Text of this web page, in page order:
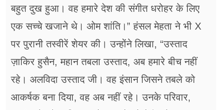
बहुत दुख हुआ। वह हमारे देश की संगीत धरोहर के लिए
एक सच्चे खजाने थे। ओम शांति।” हंसल मेहता ने भी X
पर पुरानी तस्वीरें शेयर की। उन्होंने लिखा, “उस्ताद
ज़ाकिर हुसैन, महान तबला उस्ताद, अब हमारे बीच नहीं
रहे। अलविदा उस्ताद जी। वह इंसान जिसने तबले को
आकर्षक बना दिया, वह अब नहीं रहे। उनके परिवार,